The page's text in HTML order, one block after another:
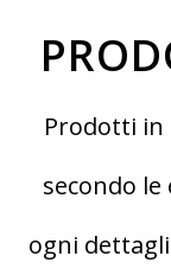
Prodotti in
secondo
ogni